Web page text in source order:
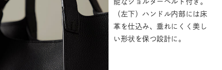
（左下）ハンドル内部には床
革を仕込み、垂れにくく美し
い形状を保つ設計に。